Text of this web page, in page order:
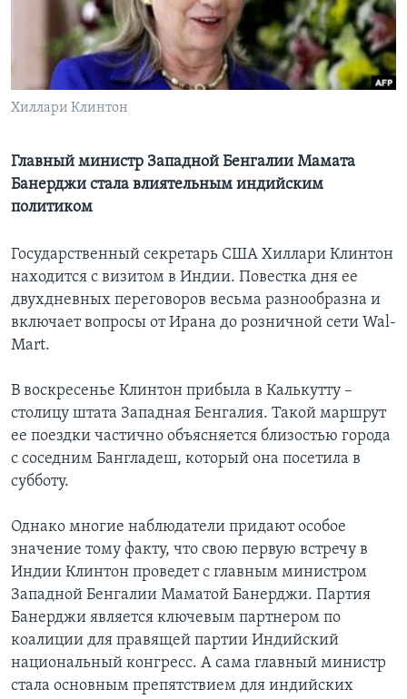
Learning English
СОЦИАЛЬНЫЕ СЕТИ
Языки
Хиллари Клинтон
Главный министр Западной Бенгалии Мамата
Банерджи стала влиятельным индийским
политиком
Государственный секретарь США Хиллари Клинтон
находится с визитом в Индии. Повестка дня ее
двухдневных переговоров весьма разнообразна и
включает вопросы от Ирана до розничной сети Wal-
Mart.
В воскресенье Клинтон прибыла в Калькутту –
столицу штата Западная Бенгалия. Такой маршрут
ее поездки частично объясняется близостью города
с соседним Бангладеш, который она посетила в
субботу.
Однако многие наблюдатели придают особое
значение тому факту, что свою первую встречу в
Индии Клинтон проведет с главным министром
Западной Бенгалии Маматой Банерджи. Партия
Банерджи является ключевым партнером по
коалиции для правящей партии Индийский
национальный конгресс. А сама главный министр
стала основным препятствием для индийских